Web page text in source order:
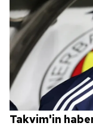
Takvim'in